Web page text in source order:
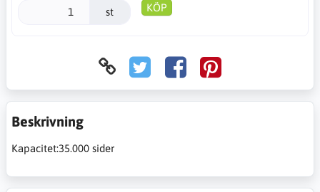
st KÖP
Beskrivning
Kapacitet:35.000 sider